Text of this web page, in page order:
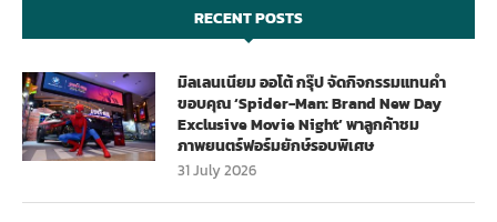
RECENT POSTS
มิลเลนเนียม ออโต้ กรุ๊ป จัดกิจกรรมแทนคำ
ขอบคุณ ‘Spider-Man: Brand New Day
Exclusive Movie Night’ พาลูกค้าชม
ภาพยนตร์ฟอร์มยักษ์รอบพิเศษ
31 July 2026